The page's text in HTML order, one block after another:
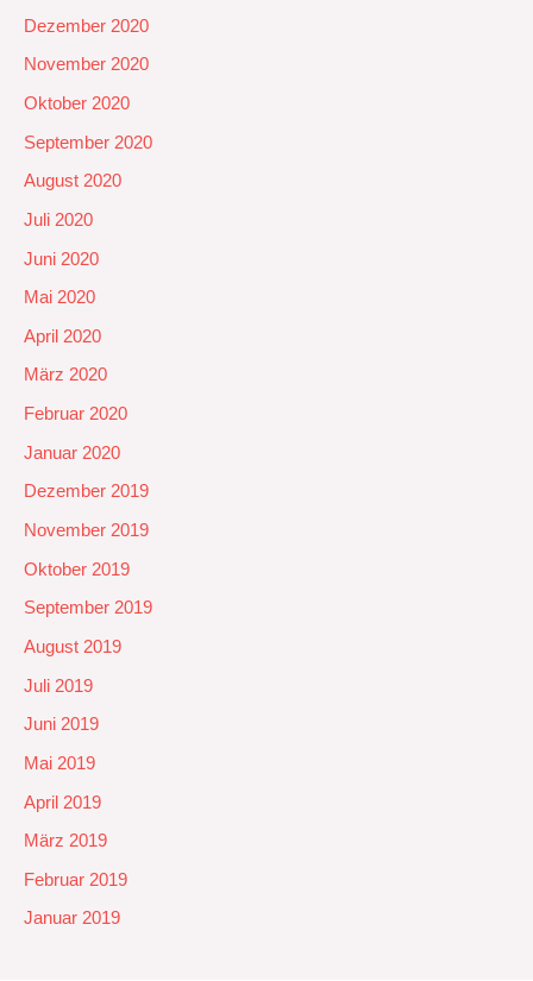
Dezember 2020
November 2020
Oktober 2020
September 2020
August 2020
Juli 2020
Juni 2020
Mai 2020
April 2020
März 2020
Februar 2020
Januar 2020
Dezember 2019
November 2019
Oktober 2019
September 2019
August 2019
Juli 2019
Juni 2019
Mai 2019
April 2019
März 2019
Februar 2019
Januar 2019